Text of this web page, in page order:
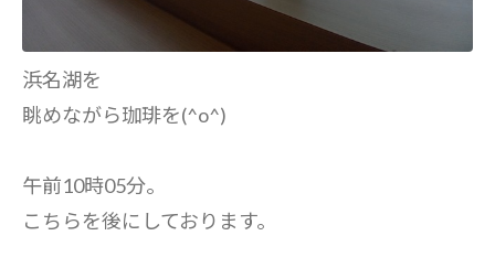
浜名湖を
眺めながら珈琲を(^o^)
午前10時05分。
こちらを後にしております。